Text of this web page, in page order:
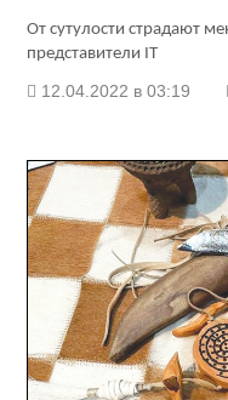
От сутулости страдают
представители IT
12.04.2022 в 03:19